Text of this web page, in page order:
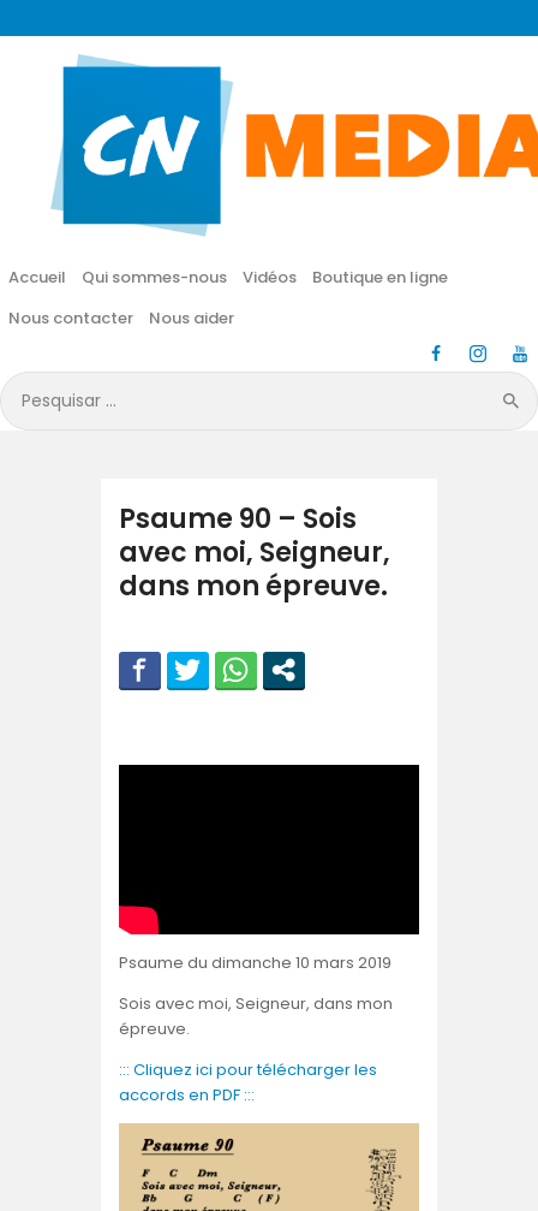
Accueil Qui sommes-nous Vidéos
Boutique en ligne
Nous contacter
Nous aider
Pesquisar
por:
CN MÉDIA
Une vie nouvelle en JESUS !
Accueil
Vidéos
Boutique en ligne
Nous aider
Psaume 90 – Sois
avec moi, Seigneur,
dans mon épreuve.
Psaume du dimanche 10 mars 2019
Sois avec moi, Seigneur, dans mon
épreuve.
::: Cliquez ici pour télécharger les
accords en PDF :::